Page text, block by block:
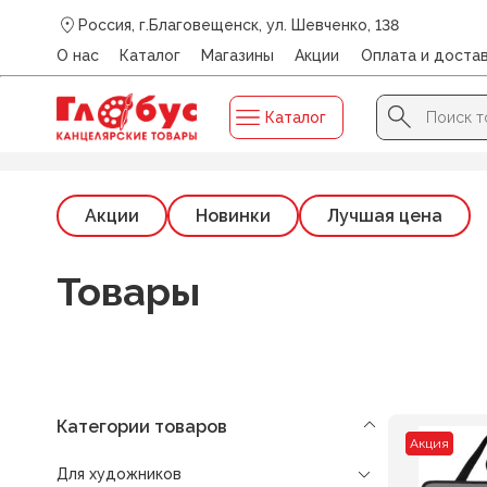
Россия, г.Благовещенск, ул. Шевченко, 138
О нас
Каталог Магазины Акции Оплата и
Каталог
Search
for:
Search Button
Главная /Каталог/ ДЛЯ ХУДОЖНИКОВ /Пеналы,
Акции Новинки Лучшая цена
Товары
Категории товаров
Для художников
Акция